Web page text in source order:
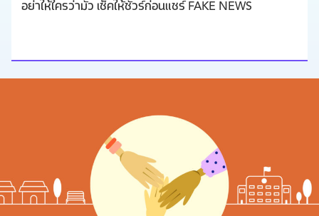
อย่าให้ใครว่ามั่ว เช็คให้ชัวร์ก่อนแชร์ FAKE NEWS